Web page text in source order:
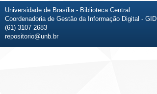
Universidade de Brasília - Biblioteca Central
Coordenadoria de Gestão da Informação Digital - GID
(61) 3107-2683
repositorio@unb.br